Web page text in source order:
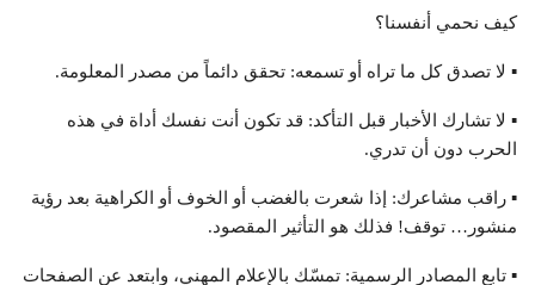
كيف نحمي أنفسنا؟
▪ لا تصدق كل ما تراه أو تسمعه: تحقق دائماً من مصدر المعلومة.
▪ لا تشارك الأخبار قبل التأكد: قد تكون أنت نفسك أداة في هذه
الحرب دون أن تدري.
▪ راقب مشاعرك: إذا شعرت بالغضب أو الخوف أو الكراهية بعد رؤية
منشور… توقف! فذلك هو التأثير المقصود.
▪ تابع المصادر الرسمية: تمسّك بالإعلام المهني، وابتعد عن الصفحات